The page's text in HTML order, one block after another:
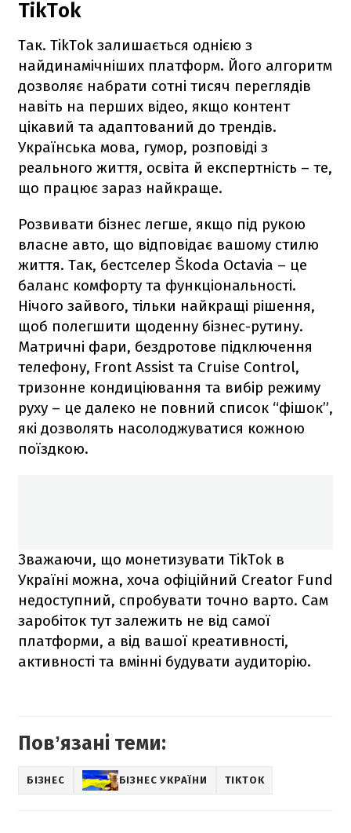
TikTok
Так. TikTok залишається однією з
найдинамічніших платформ. Його алгоритм
дозволяє набрати сотні тисяч переглядів
навіть на перших відео, якщо контент
цікавий та адаптований до трендів.
Українська мова, гумор, розповіді з
реального життя, освіта й експертність – те,
що працює зараз найкраще.
Розвивати бізнес легше, якщо під рукою
власне авто, що відповідає вашому стилю
життя. Так, бестселер Škoda Octavia – це
баланс комфорту та функціональності.
Нічого зайвого, тільки найкращі рішення,
щоб полегшити щоденну бізнес-рутину.
Матричні фари, бездротове підключення
телефону, Front Assist та Cruise Control,
тризонне кондиціювання та вибір режиму
руху – це далеко не повний список “фішок”,
які дозволять насолоджуватися кожною
поїздкою.
Зважаючи, що монетизувати TikTok в
Україні можна, хоча офіційний Creator Fund
недоступний, спробувати точно варто. Сам
заробіток тут залежить не від самої
платформи, а від вашої креативності,
активності та вмінні будувати аудиторію.
Повʼязані теми:
БІЗНЕС БІЗНЕС УКРАЇНИ TIKTOK